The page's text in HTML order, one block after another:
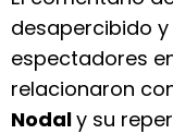
desapercibido
espectadores
relacionaron
Nodaly su